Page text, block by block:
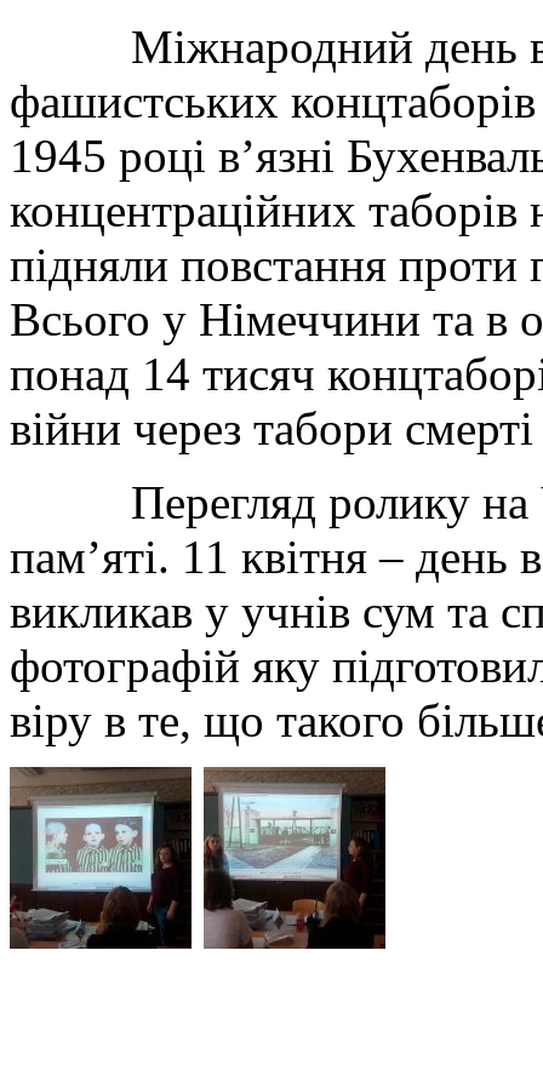
Міжнародний день
фашистських концтаборів
1945 році в’язні
концентраційних таборів
підняли повстання проти
Всього у Німеччини та в
понад 14 тисяч
війни через табори
Перегляд ролику на
пам’яті. 11 квітня – день
викликав у учнів сум та
фотографій яку
віру в те, що такого